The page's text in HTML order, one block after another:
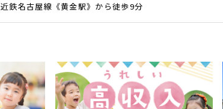
近鉄名古屋線《黄金駅》から徒歩9分